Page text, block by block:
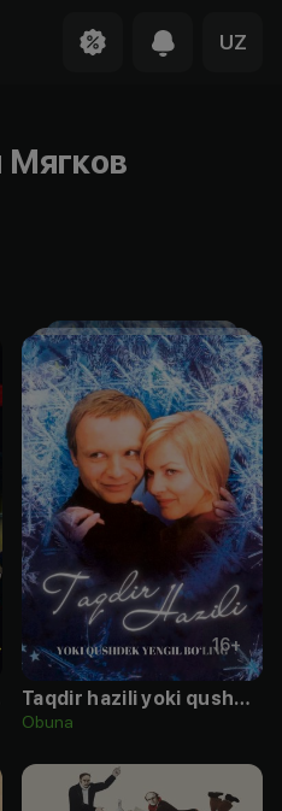
UZ
16+
Taqdir hazili yoki qushdek yengil bo'ling
Obuna